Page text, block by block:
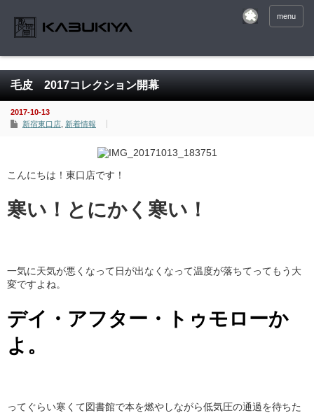
menu
毛皮 2017コレクション開幕
2017-10-13
新宿東口店 新着情報
こんにちは！東口店です！
寒い！とにかく寒い！
一気に天気が悪くなって日が出なくなって温度が落ちてってもう大
変ですよね。
デイ・アフター・トゥモローか
よ。
ってぐらい寒くて図書館で本を燃やしながら低気圧の通過を待ちた